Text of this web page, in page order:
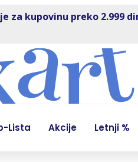
za kupovinu preko 2.999
Lista Akcije Letnji %